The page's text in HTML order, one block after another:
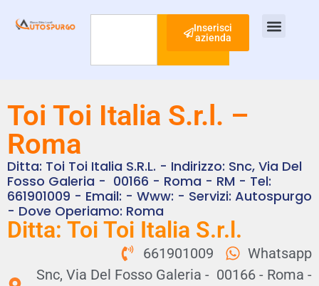
Cerca
Inserisci
azienda
Toi Toi Italia S.r.l. –
Roma
Ditta: Toi Toi Italia S.r.l. - Indirizzo: Snc, Via Del
Fosso Galeria - 00166 - Roma - RM - Tel:
661901009 - Email: - Www: - Servizi: Autospurgo
- Dove Operiamo: Roma
Ditta: Toi Toi Italia S.r.l.
661901009
Whatsapp
Snc, Via Del Fosso Galeria - 00166 - Roma -